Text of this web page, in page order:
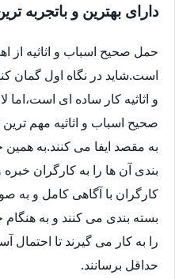
دارای بهترین و باتجربه
حمل صحیح اسباب و اثاثیه از
است.شاید در نگاه اول گمان
و اثاثیه کار ساده ای است،اما
صحیح اسباب و اثاثیه مهم
به مقصد ایفا می کنند.به
بندی آن ها را به کارگران خبره
کارگران با آگاهی کامل و به
بسته بندی می کنند و به
را به کار می گیرند تا احتمال
حداقل برسانند.